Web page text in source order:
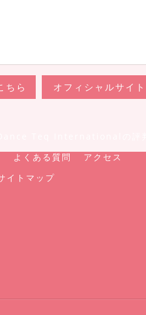
ちら オフィシャルサイト
よくある質問
アクセス
イトマップ